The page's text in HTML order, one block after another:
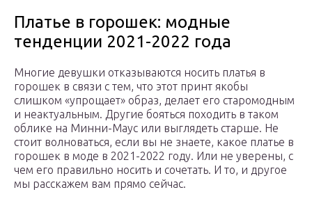
Платье в горошек: модные
тенденции 2021-2022 года
Многие девушки отказываются носить платья в
горошек в связи с тем, что этот принт якобы
слишком «упрощает» образ, делает его старомодным
и неактуальным. Другие бояться походить в таком
облике на Минни-Маус или выглядеть старше. Не
стоит волноваться, если вы не знаете, какое платье в
горошек в моде в 2021-2022 году. Или не уверены, с
чем его правильно носить и сочетать. И то, и другое
мы расскажем вам прямо сейчас.